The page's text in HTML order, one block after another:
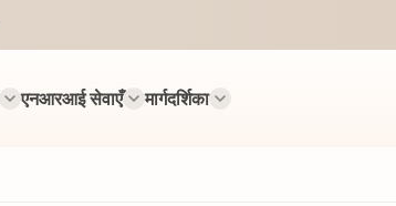
एनआरआई सेवाएँ मार्गदर्शिका